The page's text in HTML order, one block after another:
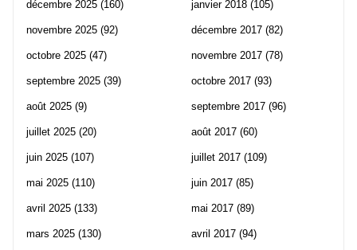
décembre 2025 (160)
novembre 2025 (92)
octobre 2025 (47)
septembre 2025 (39)
août 2025 (9)
juillet 2025 (20)
juin 2025 (107)
mai 2025 (110)
avril 2025 (133)
mars 2025 (130)
janvier 2018 (105)
décembre 2017 (82)
novembre 2017 (78)
octobre 2017 (93)
septembre 2017 (96)
août 2017 (60)
juillet 2017 (109)
juin 2017 (85)
mai 2017 (89)
avril 2017 (94)